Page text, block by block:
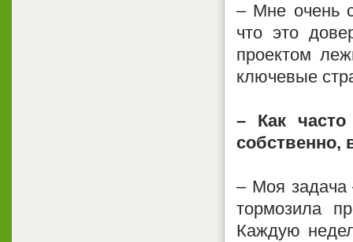
– Мне очень
что это
проектом
ключевые
– Как
собственно,
– Моя задача
тормозила
Каждую